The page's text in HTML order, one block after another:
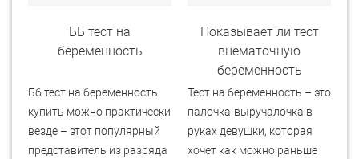
ББ тест на
беременность
Бб тест на беременность
купить можно практически
везде – этот популярный
представитель из разряда
Показывает ли тест
внематочную
беременность
Тест на беременность – это
палочка-выручалочка в
руках девушки, которая
хочет как можно раньше